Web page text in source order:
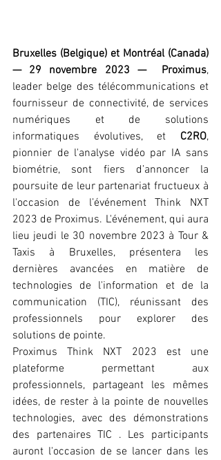
Bruxelles (Belgique) et Montréal (Canada)
— 29 novembre 2023 —  Proximus,
leader belge des télécommunications et
fournisseur de connectivité, de services
numériques et de solutions
informatiques évolutives, et C2RO,
pionnier de l'analyse vidéo par IA sans
biométrie, sont fiers d’annoncer la
poursuite de leur partenariat fructueux à
l'occasion de l’événement Think NXT
2023 de Proximus. L'événement, qui aura
lieu jeudi le 30 novembre 2023 à Tour &
Taxis à Bruxelles, présentera les
dernières avancées en matière de
technologies de l'information et de la
communication (TIC), réunissant des
professionnels pour explorer des
solutions de pointe.
Proximus Think NXT 2023 est une
plateforme permettant aux
professionnels, partageant les mêmes
idées, de rester à la pointe de nouvelles
technologies, avec des démonstrations
des partenaires TIC . Les participants
auront l'occasion de se lancer dans les